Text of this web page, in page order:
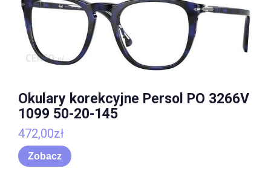
Okulary korekcyjne Persol PO 3266V
1099 50-20-145
472,00zł
Zobacz